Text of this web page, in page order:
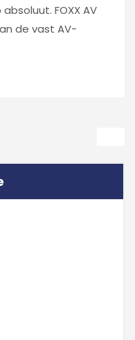
FOXX AV
de vast AV-